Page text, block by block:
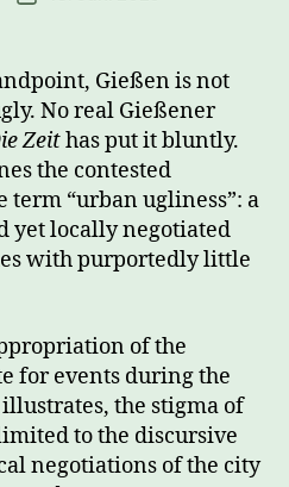
Gießen is not
No real Gießener
Zeithas put it bluntly.
the contested
“urban ugliness”: a
yet locally negotiated
with purportedly little
of the
for events during the
the stigma of
to the discursive
negotiations of the city